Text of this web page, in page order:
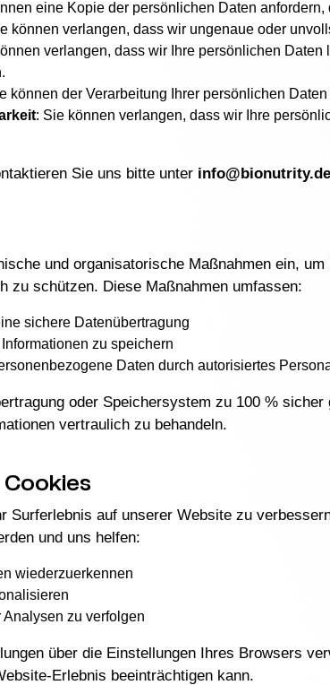
eine Kopie der persönlichen Daten
können verlangen, dass wir ungenaue oder
verlangen, dass wir Ihre persönlichen
können der Verarbeitung Ihrer persönlichen
: Sie können verlangen, dass wir Ihre
Sie uns bitte unter info@bionutrity.de
und organisatorische Maßnahmen ein,
zu schützen. Diese Maßnahmen umfassen:
sichere Datenübertragung
Informationen zu speichern
Daten durch autorisiertes
oder Speichersystem zu 100 %
vertraulich zu behandeln.
Surferlebnis auf unserer Website zu
und uns helfen:
wiederzuerkennen
zu verfolgen
über die Einstellungen Ihres Browsers
Erlebnis beeinträchtigen kann.